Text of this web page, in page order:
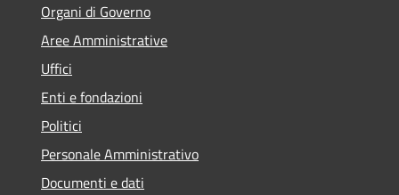
Organi di Governo
Aree Amministrative
Uffici
Enti e fondazioni
Politici
Personale Amministrativo
Documenti e dati